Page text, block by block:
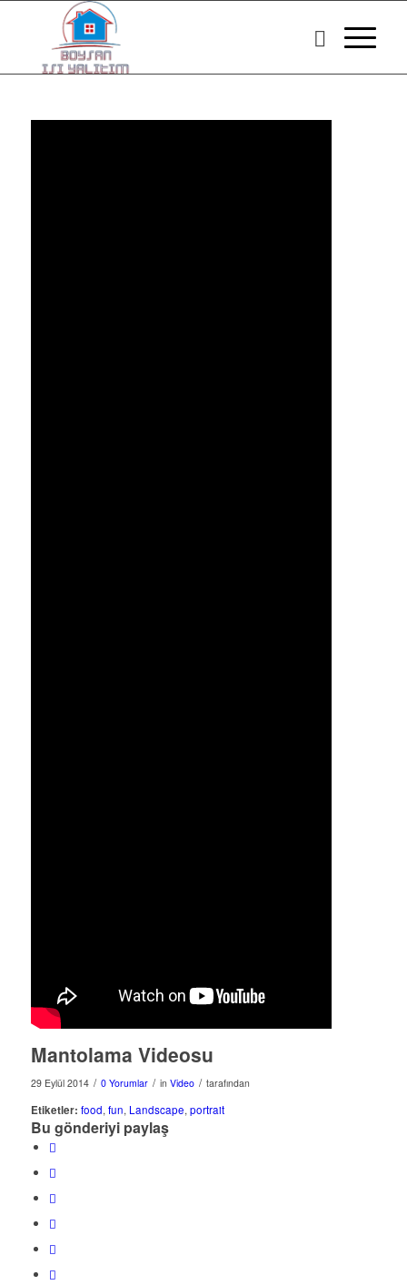
Mantolama Videosu
29 Eylül 2014 / 0 Yorumlar / in Video / tarafından
Etiketler: food, fun, Landscape, portrait
Bu gönderiyi paylaş